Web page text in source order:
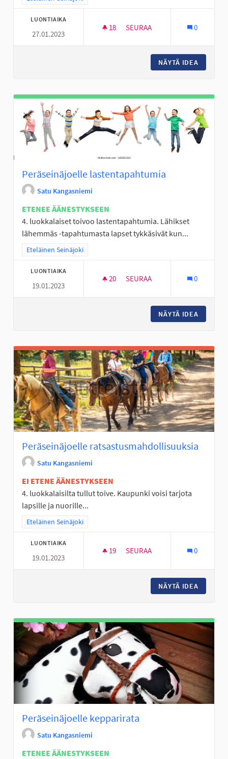
LUONTIAIKA
27.01.2023
18 18 SEURAAJAA
SEURAA 0
NÄYTÄ IDEA
Peräseinäjoelle lastentapahtumia
Satu Kangasniemi
ETENEE ÄÄNESTYKSEEN
4. luokkalaiset toivoo lastentapahtumia. Lähikset
lähemmäs -tapahtumasta lapset tykkäsivät kun...
Rajaa tulokset teeman mukaan: Eteläinen Seinäjoki
Eteläinen Seinäjoki
LUONTIAIKA
19.01.2023
20 20 SEURAAJAA
SEURAA 0
NÄYTÄ IDEA
Peräseinäjoelle ratsastusmahdollisuuksia
Satu Kangasniemi
EI ETENE ÄÄNESTYKSEEN
4. luokkalaisilta tullut toive. Kaupunki voisi tarjota
lapsille ja nuorille...
Rajaa tulokset teeman mukaan: Eteläinen Seinäjoki
Eteläinen Seinäjoki
LUONTIAIKA
19.01.2023
19 19 SEURAAJAA
SEURAA 0
NÄYTÄ IDEA
Peräseinäjoelle kepparirata
Satu Kangasniemi
ETENEE ÄÄNESTYKSEEN